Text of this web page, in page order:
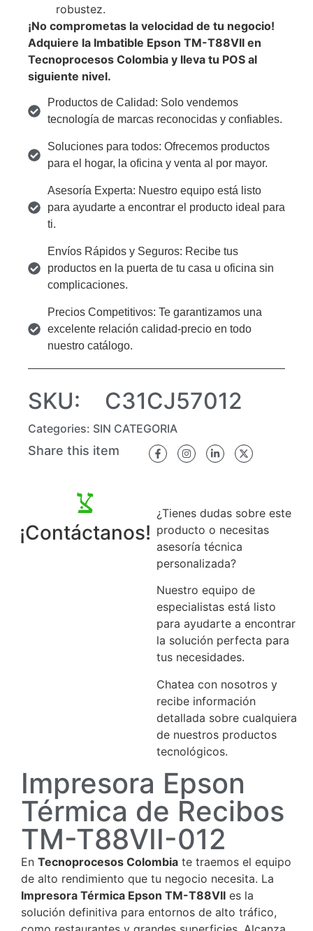
¡Contáctanos!
¿Tienes dudas sobre este
producto o necesitas
asesoría técnica
personalizada?
Nuestro equipo de
especialistas está listo
para ayudarte a encontrar
la solución perfecta para
tus necesidades.
Chatea con nosotros y
recibe información
detallada sobre cualquiera
de nuestros productos
tecnológicos.
Impresora Epson
Térmica de Recibos
TM-T88VII-012
En Tecnoprocesos Colombia te traemos el equipo
de alto rendimiento que tu negocio necesita. La
Impresora Térmica Epson TM-T88VII es la
solución definitiva para entornos de alto tráfico,
robustez.
¡No comprometas la velocidad de tu negocio!
Adquiere la Imbatible Epson TM-T88VII en
Tecnoprocesos Colombia y lleva tu POS al
siguiente nivel.
Productos de Calidad: Solo vendemos
tecnología de marcas reconocidas y confiables.
Soluciones para todos: Ofrecemos productos
para el hogar, la oficina y venta al por mayor.
Asesoría Experta: Nuestro equipo está listo
para ayudarte a encontrar el producto ideal para
ti.
Envíos Rápidos y Seguros: Recibe tus
productos en la puerta de tu casa u oficina sin
complicaciones.
Precios Competitivos: Te garantizamos una
excelente relación calidad-precio en todo
nuestro catálogo.
SKU: C31CJ57012
Categories: SIN CATEGORIA
Share this item